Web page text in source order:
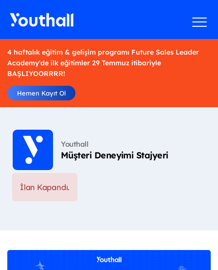
4 haftalık eğitim & gelişim programı Future Sales Leader
Academy'de ilk eğitimler 29 Temmuz itibariyle
BAŞLIYOORRRR!
Hemen Kayıt Ol
Youthall
Müşteri Deneyimi Stajyeri
İlan Kapandı.